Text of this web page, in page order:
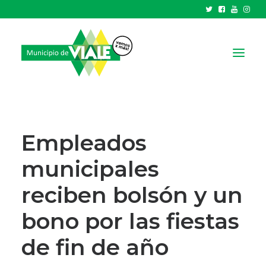
HCD
TRÁMITES Y SERVICIOS
CIUDAD
PARQUE INDUSTRIAL
RECAUDACIONES
Empleados
municipales
reciben bolsón y un
bono por las fiestas
de fin de año